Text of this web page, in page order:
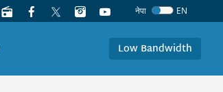
नेपा EN
Low Bandwidth